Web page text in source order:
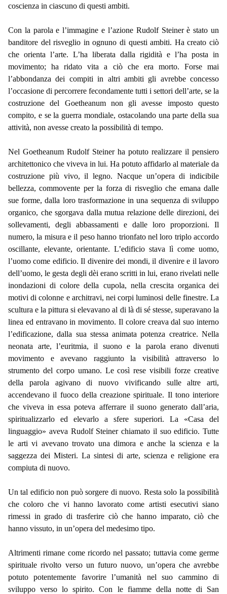
coscienza in ciascuno di questi ambiti.
Con la parola e l’immagine e l’azione Rudolf Steiner è stato un
banditore del risveglio in ognuno di questi ambiti. Ha creato ciò
che orienta l’arte. L’ha liberata dalla rigidità e l’ha posta in
movimento; ha ridato vita a ciò che era morto. Forse mai
l’abbondanza dei compiti in altri ambiti gli avrebbe concesso
l’occasione di percorrere fecondamente tutti i settori dell’arte, se la
costruzione del Goetheanum non gli avesse imposto questo
compito, e se la guerra mondiale, ostacolando una parte della sua
attività, non avesse creato la possibilità di tempo.
Nel Goetheanum Rudolf Steiner ha potuto realizzare il pensiero
architettonico che viveva in lui. Ha potuto affidarlo al materiale da
costruzione più vivo, il legno. Nacque un’opera di indicibile
bellezza, commovente per la forza di risveglio che emana dalle
sue forme, dalla loro trasformazione in una sequenza di sviluppo
organico, che sgorgava dalla mutua relazione delle direzioni, dei
sollevamenti, degli abbassamenti e dalle loro proporzioni. Il
numero, la misura e il peso hanno trionfato nel loro triplo accordo
oscillante, elevante, orientante. L’edificio stava lì come uomo,
l’uomo come edificio. Il divenire dei mondi, il divenire e il lavoro
dell’uomo, le gesta degli dèi erano scritti in lui, erano rivelati nelle
inondazioni di colore della cupola, nella crescita organica dei
motivi di colonne e architravi, nei corpi luminosi delle finestre. La
scultura e la pittura si elevavano al di là di sé stesse, superavano la
linea ed entravano in movimento. Il colore creava dal suo interno
l’edificazione, dalla sua stessa animata potenza creatrice. Nella
neonata arte, l’euritmia, il suono e la parola erano divenuti
movimento e avevano raggiunto la visibilità attraverso lo
strumento del corpo umano. Le così rese visibili forze creative
della parola agivano di nuovo vivificando sulle altre arti,
accendevano il fuoco della creazione spirituale. Il tono interiore
che viveva in essa poteva afferrare il suono generato dall’aria,
spiritualizzarlo ed elevarlo a sfere superiori. La «Casa del
linguaggio» aveva Rudolf Steiner chiamato il suo edificio. Tutte
le arti vi avevano trovato una dimora e anche la scienza e la
saggezza dei Misteri. La sintesi di arte, scienza e religione era
compiuta di nuovo.
Un tal edificio non può sorgere di nuovo. Resta solo la possibilità
che coloro che vi hanno lavorato come artisti esecutivi siano
rimessi in grado di trasferire ciò che hanno imparato, ciò che
hanno vissuto, in un’opera del medesimo tipo.
Altrimenti rimane come ricordo nel passato; tuttavia come germe
spirituale rivolto verso un futuro nuovo, un’opera che avrebbe
potuto potentemente favorire l’umanità nel suo cammino di
sviluppo verso lo spirito. Con le fiamme della notte di San